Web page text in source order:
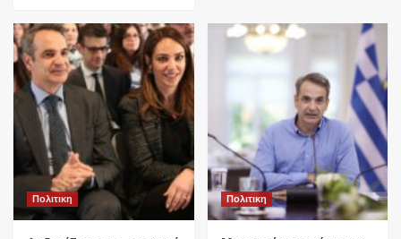
Πολιτικη Πολιτικη